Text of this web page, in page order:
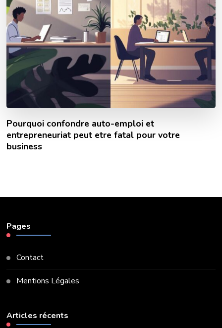
Pourquoi confondre auto-emploi et
entrepreneuriat peut etre fatal pour votre
business
Pages
Contact
Mentions Légales
Articles récents